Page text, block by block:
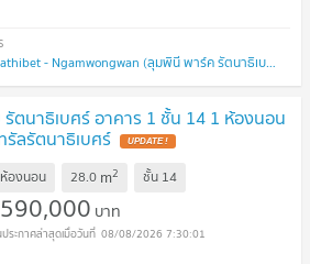
Lumpini Park Rattanathibet - Ngamwongwan (ลุมพินี พาร์ค รัตนาธิเบศร์ - งามวงศ์วาน)
ตนาธิเบศร์ อาคาร 1 ชั้น 14 1 ห้องนอน
รัลรัตนาธิเบศร์
องนอน 28.0 m2 ชั้น 14
บาท
08/08/2026 7:30:01